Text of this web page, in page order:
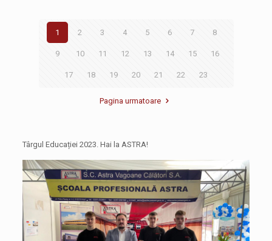
1 2 3 4 5 6 7 8
9 10 11 12 13 14 15 16
17 18 19 20 21 22 23
Pagina urmatoare
Târgul Educației 2023. Hai la ASTRA!